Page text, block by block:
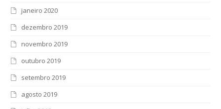
janeiro 2020
dezembro 2019
novembro 2019
outubro 2019
setembro 2019
agosto 2019